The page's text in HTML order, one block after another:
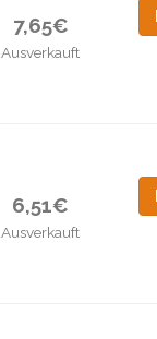
7,65€
Ausverkauft
6,51€
Ausverkauft